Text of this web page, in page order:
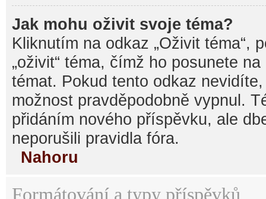
Jak mohu oživit svoje téma?
Kliknutím na odkaz „Oživit téma“,
„oživit“ téma, čímž ho posunete
témat. Pokud tento odkaz
možnost pravděpodobně vypnul.
přidáním nového příspěvku, ale
neporušili pravidla fóra.
Nahoru
Formátování a typy příspěvků